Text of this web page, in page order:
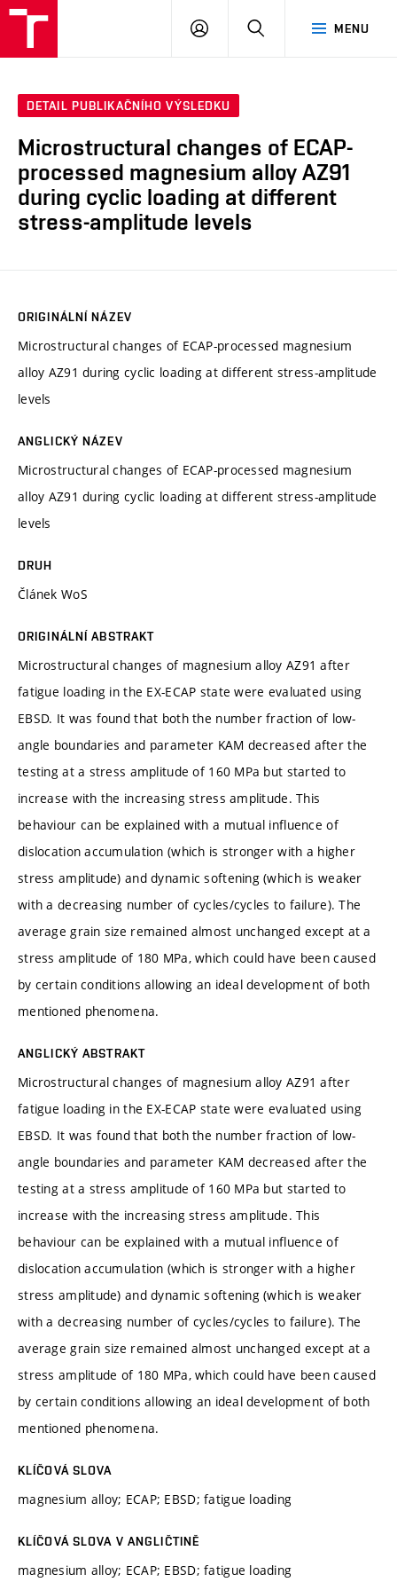
MENU
PŘIHLÁSIT
DETAIL PUBLIKAČNÍHO VÝSLEDKU
Microstructural changes of ECAP-
processed magnesium alloy AZ91
during cyclic loading at different
stress-amplitude levels
ORIGINÁLNÍ NÁZEV
Microstructural changes of ECAP-processed magnesium
alloy AZ91 during cyclic loading at different stress-amplitude
levels
ANGLICKÝ NÁZEV
Microstructural changes of ECAP-processed magnesium
alloy AZ91 during cyclic loading at different stress-amplitude
levels
DRUH
Článek WoS
ORIGINÁLNÍ ABSTRAKT
Microstructural changes of magnesium alloy AZ91 after
fatigue loading in the EX-ECAP state were evaluated using
EBSD. It was found that both the number fraction of low-
angle boundaries and parameter KAM decreased after the
testing at a stress amplitude of 160 MPa but started to
increase with the increasing stress amplitude. This
behaviour can be explained with a mutual influence of
dislocation accumulation (which is stronger with a higher
stress amplitude) and dynamic softening (which is weaker
with a decreasing number of cycles/cycles to failure). The
average grain size remained almost unchanged except at a
stress amplitude of 180 MPa, which could have been caused
by certain conditions allowing an ideal development of both
mentioned phenomena.
ANGLICKÝ ABSTRAKT
Microstructural changes of magnesium alloy AZ91 after
fatigue loading in the EX-ECAP state were evaluated using
EBSD. It was found that both the number fraction of low-
angle boundaries and parameter KAM decreased after the
testing at a stress amplitude of 160 MPa but started to
increase with the increasing stress amplitude. This
behaviour can be explained with a mutual influence of
dislocation accumulation (which is stronger with a higher
stress amplitude) and dynamic softening (which is weaker
with a decreasing number of cycles/cycles to failure). The
average grain size remained almost unchanged except at a
stress amplitude of 180 MPa, which could have been caused
by certain conditions allowing an ideal development of both
mentioned phenomena.
KLÍČOVÁ SLOVA
magnesium alloy; ECAP; EBSD; fatigue loading
KLÍČOVÁ SLOVA V ANGLIČTINĚ
magnesium alloy; ECAP; EBSD; fatigue loading